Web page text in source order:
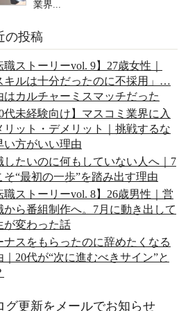
業界...
の投稿
職ストーリーvol. 9】27歳女性｜
キルは十分だったのに不採用」…
はカルチャーミスマッチだった
代未経験向け】マスコミ業界に入
リット・デメリット｜挑戦するな
い方がいい理由
したいのに何もしていない人へ｜7
そ“最初の一歩”を踏み出す理由
職ストーリーvol. 8】26歳男性｜営
から番組制作へ。7月に動き出して
が変わった話
ナスをもらったのに辞めたくなる
｜20代が“次に進むべきサイン”と
グ更新をメールでお知らせ